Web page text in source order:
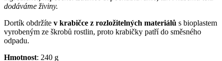
dodáváme živiny.
Dortík obdržíte v krabičce z rozložitelných materiálů s bioplastem
vyrobeným ze škrobů rostlin, proto krabičky patří do směsného
odpadu.
Hmotnost: 240 g